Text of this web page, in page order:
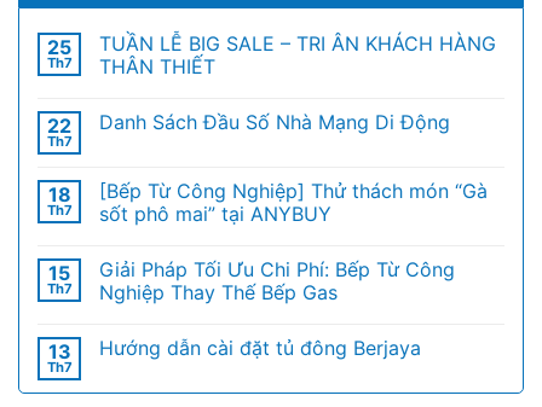
25
Th7
TUẦN LỄ BIG SALE – TRI ÂN KHÁCH HÀNG
THÂN THIẾT
22
Th7
Danh Sách Đầu Số Nhà Mạng Di Động
18
Th7
[Bếp Từ Công Nghiệp] Thử thách món “Gà
sốt phô mai” tại ANYBUY
15
Th7
Giải Pháp Tối Ưu Chi Phí: Bếp Từ Công
Nghiệp Thay Thế Bếp Gas
13
Th7
Hướng dẫn cài đặt tủ đông Berjaya